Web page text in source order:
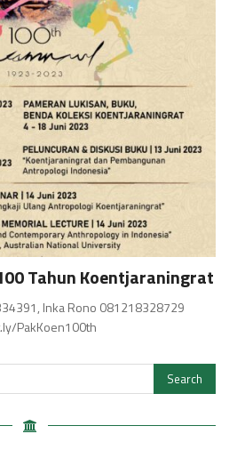
Tahun Koentjaraningrat
Inka Rono 081218328729
PakKoen100th